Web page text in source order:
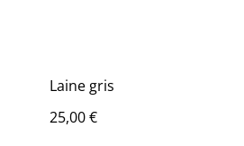
Laine gris
25,00 €